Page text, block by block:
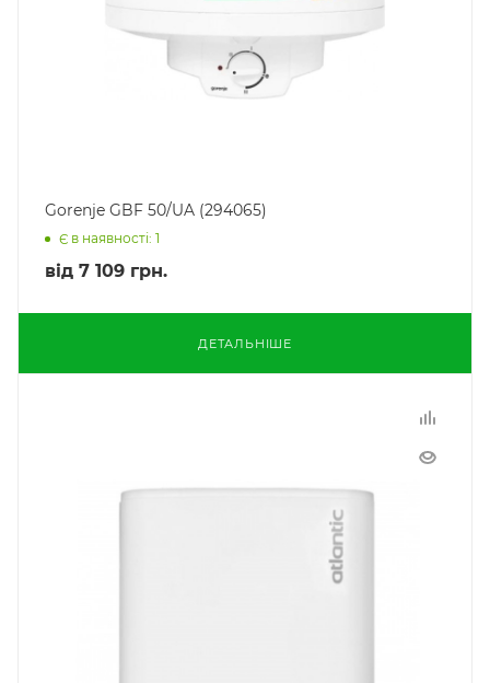
Gorenje GBF 50/UA (294065)
Є в наявності: 1
від 7 109 грн.
ДЕТАЛЬНІШЕ